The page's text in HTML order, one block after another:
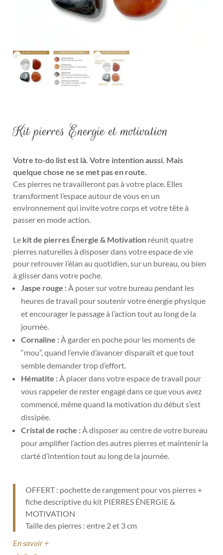
Kit pierres Energie et motivation
Votre to-do list est là. Votre intention aussi. Mais
quelque chose ne se met pas en route.
Ces pierres ne travailleront pas à votre place. Elles
transforment l’espace autour de vous en un
environnement qui invite votre corps et votre tête à
passer en mode action.
Le kit de pierres Énergie & Motivation réunit quatre
pierres naturelles à disposer dans votre espace de vie
pour retrouver l’élan au quotidien, sur un bureau, ou bien
à glisser dans votre poche.
Jaspe rouge : À poser sur votre bureau pendant les
heures de travail pour soutenir votre énergie physique
et encourager le passage à l’action tout au long de la
journée.
Cornaline : À garder en poche pour les moments de
“mou”, quand l’envie d’avancer disparaît et que tout
semble demander trop d’effort.
Hématite : À placer dans votre espace de travail pour
vous rappeler de rester engagé dans ce que vous avez
commencé, même quand la motivation du début s’est
dissipée.
Cristal de roche : À disposer au centre de votre bureau
pour amplifier l’action des autres pierres et maintenir la
clarté d’intention tout au long de la journée.
OFFERT : pochette de rangement pour vos pierres +
fiche descriptive du kit PIERRES ÉNERGIE &
MOTIVATION
Taille des pierres : entre 2 et 3 cm
En savoir +